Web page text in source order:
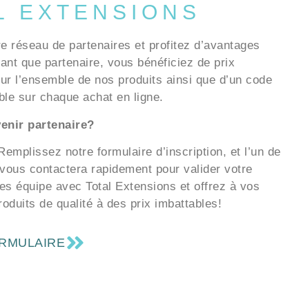
EXTENSIONS
réseau de partenaires et profitez d’avantages
que partenaire, vous bénéficiez de prix
l’ensemble de nos produits ainsi que d’un code
sur chaque achat en ligne.
partenaire?
notre formulaire d’inscription, et l’un de
contactera rapidement pour valider votre
équipe avec Total Extensions et offrez à vos
de qualité à des prix imbattables!